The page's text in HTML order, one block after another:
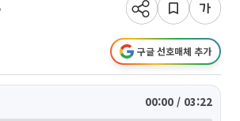
구글 선호매체 추가
00:00 / 03:22